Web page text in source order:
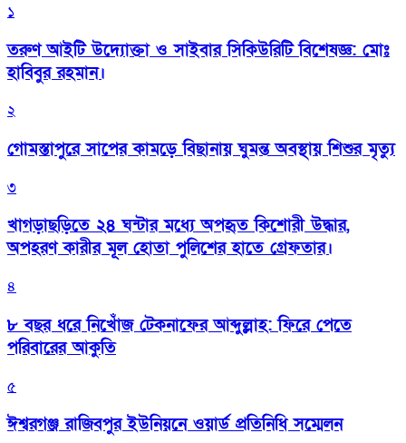
১
তরুণ আইটি উদ্যোক্তা ও সাইবার সিকিউরিটি বিশেষজ্ঞ: মোঃ
হাবিবুর রহমান।
২
গোমস্তাপুরে সাপের কামড়ে বিছানায় ঘুমন্ত অবস্থায় শিশুর মৃত্যু
৩
খাগড়াছড়িতে ২৪ ঘন্টার মধ্যে অপহৃত কিশোরী উদ্ধার,
অপহরণ কারীর মূল হোতা পুলিশের হাতে গ্রেফতার।
৪
৮ বছর ধরে নিখোঁজ টেকনাফের আব্দুল্লাহ: ফিরে পেতে
পরিবারের আকুতি
৫
ঈশ্বরগঞ্জ রাজিবপুর ইউনিয়নে ওয়ার্ড প্রতিনিধি সম্মেলন